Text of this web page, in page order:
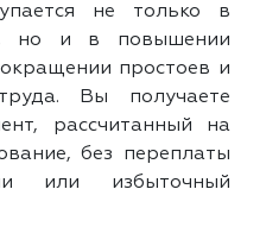
не только в
но и в повышении
простоев и
Вы получаете
рассчитанный на
без переплаты
или избыточный